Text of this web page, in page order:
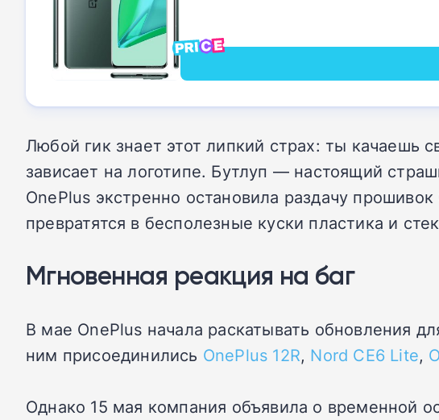
Любой гик знает этот липкий страх: ты качаешь
зависает на логотипе. Бутлуп — настоящий
OnePlus экстренно остановила раздачу
превратятся в бесполезные куски пластика и
Мгновенная реакция на баг
В мае OnePlus начала раскатывать обновления
ним присоединились OnePlus 12R, Nord CE6 Lite,
Однако 15 мая компания объявила о временной